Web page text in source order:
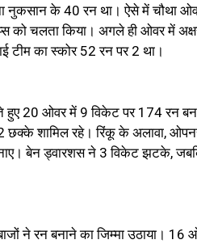
नुकसान के 40 रन था। ऐसे में चौथा
को चलता किया। अगले ही ओवर में
टीम का स्कोर 52 रन पर 2 था।
हुए 20 ओवर में 9 विकेट पर 174 रन
छक्के शामिल रहे। रिंकू के अलावा,
बेन ड्वारशस ने 3 विकेट झटके,
ने रन बनाने का जिम्मा उठाया।